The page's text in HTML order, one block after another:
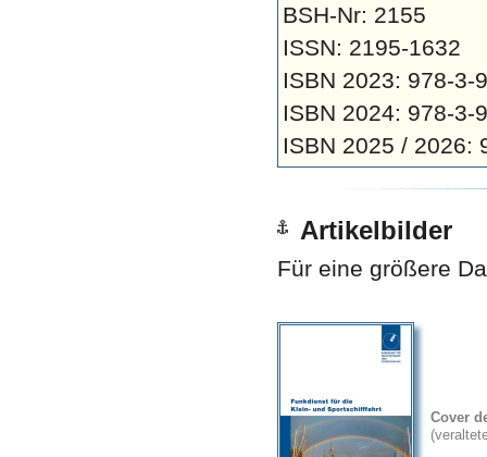
BSH-Nr: 2155
ISSN: 2195-1632
ISBN 2023: 978-3-
ISBN 2024: 978-3-
ISBN 2025 / 2026:
Artikelbilder
Für eine größere
Cover